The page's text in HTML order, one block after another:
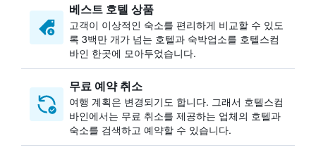
베스트 호텔 상품
고객이 이상적인 숙소를 편리하게 비교할 수 있도
록 3백만 개가 넘는 호텔과 숙박업소를 호텔스컴
바인 한곳에 모아두었습니다.
무료 예약 취소
여행 계획은 변경되기도 합니다. ​그래서 호텔스컴
바인에서는 무료 취소를 제공하는 업체의 호텔과
숙소를 검색하고 예약할 수 있습니다.